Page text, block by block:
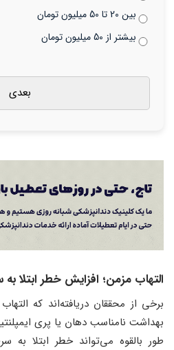
بین 20 تا 50 میلیون تومان
بیشتر از 50 میلیون تومان
التهاب مزمن؛ افزایش خطر ابتلا
برخی از محققان دریافته‌اند که
بهداشت نامناسب دهان یا پری
طور بالقوه می‌تواند خطر ابتلا به